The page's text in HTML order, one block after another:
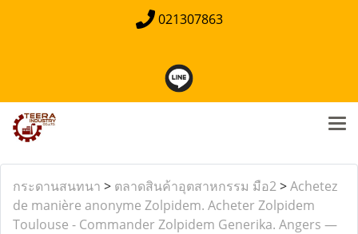
021307863
กระดานสนทนา > ตลาดสินค้าอุตสาหกรรม มือ2>Achetez
de manière anonyme Zolpidem. Acheter Zolpidem
Toulouse - Commander Zolpidem Generika. Angers —